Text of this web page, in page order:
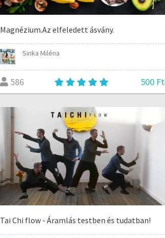
Magnézium.Az elfeledett ásvány.
Sinka Miléna
586 500 Ft
Tai Chi flow - Áramlás testben és tudatban!